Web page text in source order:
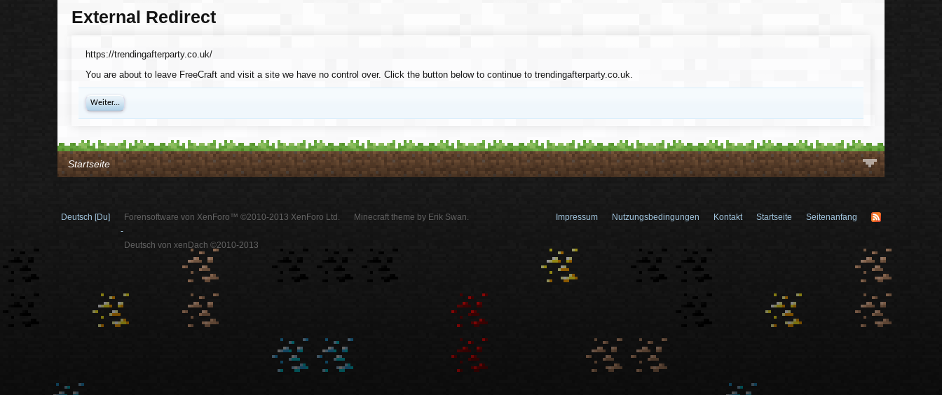
External Redirect
https://trendingafterparty.co.uk/
You are about to leave FreeCraft and visit a site we have no control over. Click the button below to continue to trendingafterparty.co.uk.
Weiter...
Startseite
Deutsch [Du]
Forensoftware von XenForo™ ©2010-2013 XenForo Ltd.
-
Deutsch von xenDach ©2010-2013
Minecraft theme by Erik Swan. Impressum Nutzungsbedingungen Kontakt Startseite Seitenanfang